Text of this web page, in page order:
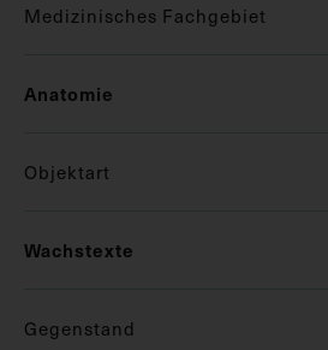
Medizinisches Fachgebiet
Anatomie
Objektart
Wachstexte
Gegenstand